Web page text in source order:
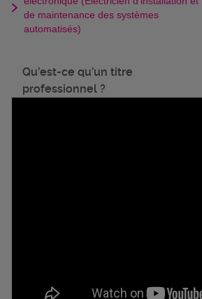
de maintenance des systèmes
automatisés)
Qu’est-ce qu’un titre
professionnel ?